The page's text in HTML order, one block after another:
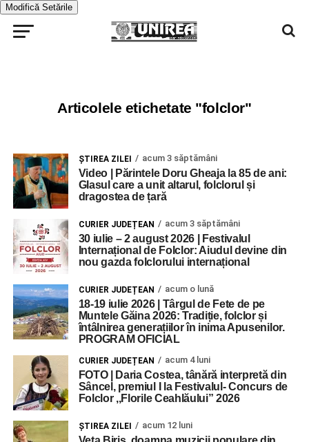
Modifică Setările
Articolele etichetate "folclor"
ŞTIREA ZILEI acum 3 săptămâni
Video | Părintele Doru Gheaja la 85 de ani:
Glasul care a unit altarul, folclorul și
dragostea de țară
CURIER JUDEȚEAN acum 3 săptămâni
30 iulie – 2 august 2026 | Festivalul
Internațional de Folclor: Aiudul devine din
nou gazda folclorului internațional
CURIER JUDEȚEAN acum o lună
18-19 iulie 2026 | Târgul de Fete de pe
Muntele Găina 2026: Tradiție, folclor și
întâlnirea generațiilor în inima Apusenilor.
PROGRAM OFICIAL
CURIER JUDEȚEAN acum 4 luni
FOTO | Daria Costea, tânără interpretă din
Sâncel, premiul I la Festivalul- Concurs de
Folclor ,,Florile Ceahlăului” 2026
ŞTIREA ZILEI acum 12 luni